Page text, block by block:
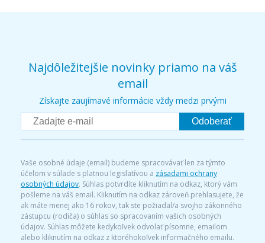
Najdôležitejšie novinky priamo na váš
email
Získajte zaujímavé informácie vždy medzi prvými
Odoberať
Vaše osobné údaje (email) budeme spracovávať len za týmto
účelom v súlade s platnou legislatívou a zásadami ochrany
osobných údajov. Súhlas potvrdíte kliknutím na odkaz, ktorý vám
pošleme na váš email. Kliknutím na odkaz zároveň prehlasujete, že
ak máte menej ako 16 rokov, tak ste požiadal/a svojho zákonného
zástupcu (rodiča) o súhlas so spracovaním vašich osobných
údajov. Súhlas môžete kedykoľvek odvolať písomne, emailom
alebo kliknutím na odkaz z ktoréhokoľvek informačného emailu.